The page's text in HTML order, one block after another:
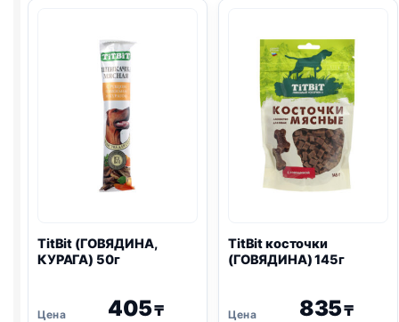
ГОВЯДИНА)
80г
TitBit (ГОВЯДИНА,
КУРАГА) 50г
405₸
TitBit косточки
(ГОВЯДИНА) 145г
835₸